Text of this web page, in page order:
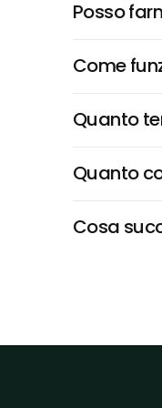
Posso
Come
Quanto
Quanto
Cosa